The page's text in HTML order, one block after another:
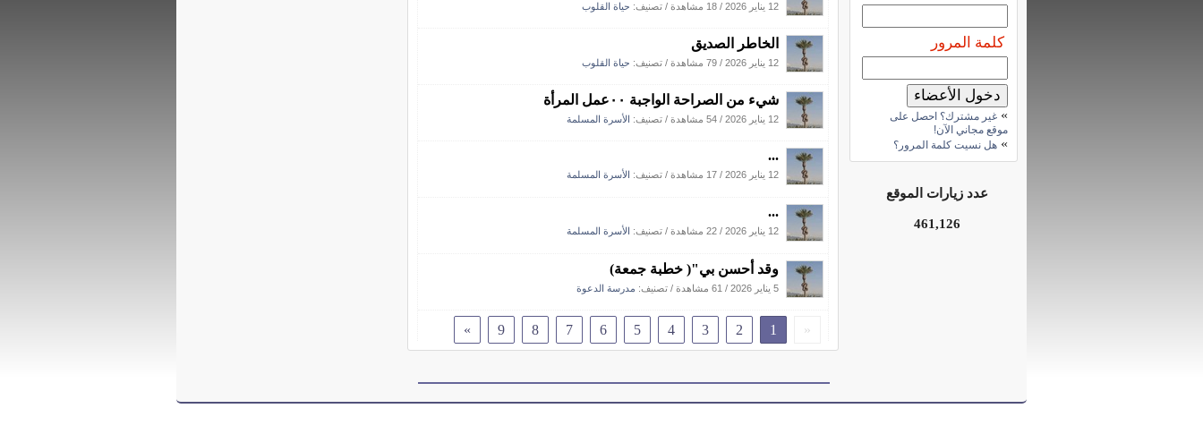
12 يناير 2026 / 18 مشاهدة / تصنيف: حياة القلوب
الخاطر الصديق
12 يناير 2026 / 79 مشاهدة / تصنيف: حياة القلوب
شيء من الصراحة الواجبة ٠٠عمل المرأة
12 يناير 2026 / 54 مشاهدة / تصنيف: الأسرة المسلمة
...
12 يناير 2026 / 17 مشاهدة / تصنيف: الأسرة المسلمة
...
12 يناير 2026 / 22 مشاهدة / تصنيف: الأسرة المسلمة
وقد أحسن بي"( خطبة جمعة)
5 يناير 2026 / 61 مشاهدة / تصنيف: مدرسة الدعوة
«
1
2
3
4
5
6
7
8
9
»
كلمة المرور
» غير مشترك؟ احصل على
موقع مجاني الآن!
» هل نسيت كلمة المرور؟
عدد زيارات الموقع
461,126